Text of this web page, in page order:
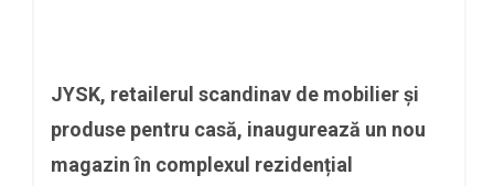
JYSK, retailerul scandinav de mobilier și
produse pentru casă, inaugurează un nou
magazin în complexul rezidențial